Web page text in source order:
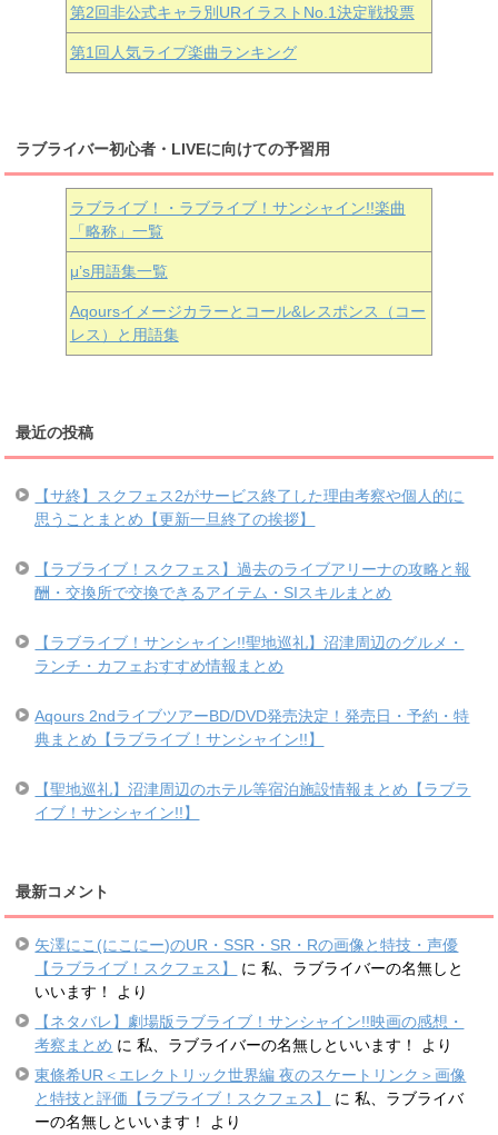
第2回非公式キャラ別URイラストNo.1決定戦投票
第1回人気ライブ楽曲ランキング
ラブライバー初心者・LIVEに向けての予習用
ラブライブ！・ラブライブ！サンシャイン!!楽曲
「略称」一覧
μ’s用語集一覧
Aqoursイメージカラーとコール&レスポンス（コー
レス）と用語集
最近の投稿
【サ終】スクフェス2がサービス終了した理由考察や個人的に
思うことまとめ【更新一旦終了の挨拶】
【ラブライブ！スクフェス】過去のライブアリーナの攻略と報
酬・交換所で交換できるアイテム・SIスキルまとめ
【ラブライブ！サンシャイン!!聖地巡礼】沼津周辺のグルメ・
ランチ・カフェおすすめ情報まとめ
Aqours 2ndライブツアーBD/DVD発売決定！発売日・予約・特
典まとめ【ラブライブ！サンシャイン!!】
【聖地巡礼】沼津周辺のホテル等宿泊施設情報まとめ【ラブラ
イブ！サンシャイン!!】
最新コメント
矢澤にこ(にこにー)のUR・SSR・SR・Rの画像と特技・声優
【ラブライブ！スクフェス】
に私、ラブライバーの名無しと
いいます！
より
【ネタバレ】劇場版ラブライブ！サンシャイン!!映画の感想・
考察まとめ に私、ラブライバーの名無しといいます！
より
東條希UR＜エレクトリック世界編 夜のスケートリンク＞画像
と特技と評価【ラブライブ！スクフェス】
に私、ラブライバ
ーの名無しといいます！
より